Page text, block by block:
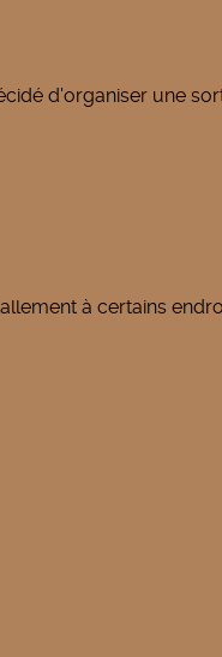
d'organiser une
à certains